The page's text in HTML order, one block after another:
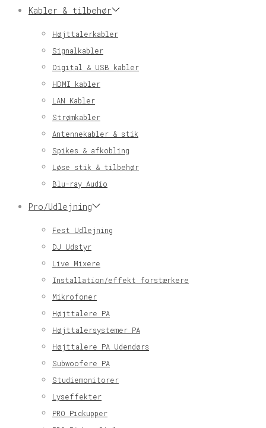
Kabler & tilbehør
Højttalerkabler
Signalkabler
Digital & USB kabler
HDMI kabler
LAN Kabler
Strømkabler
Antennekabler & stik
Spikes & afkobling
Løse stik & tilbehør
Blu-ray Audio
Pro/Udlejning
Fest Udlejning
DJ Udstyr
Live Mixere
Installation/effekt forstærkere
Mikrofoner
Højttalere PA
Højttalersystemer PA
Højttalere PA Udendørs
Subwoofere PA
Studiemonitorer
Lyseffekter
PRO Pickupper